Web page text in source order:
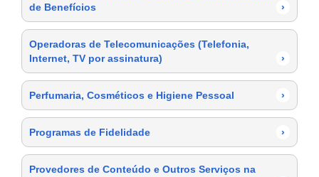
de Benefícios
›
Operadoras de Telecomunicações (Telefonia,
Internet, TV por assinatura)
›
Perfumaria, Cosméticos e Higiene Pessoal ›
Programas de Fidelidade ›
Provedores de Conteúdo e Outros Serviços na